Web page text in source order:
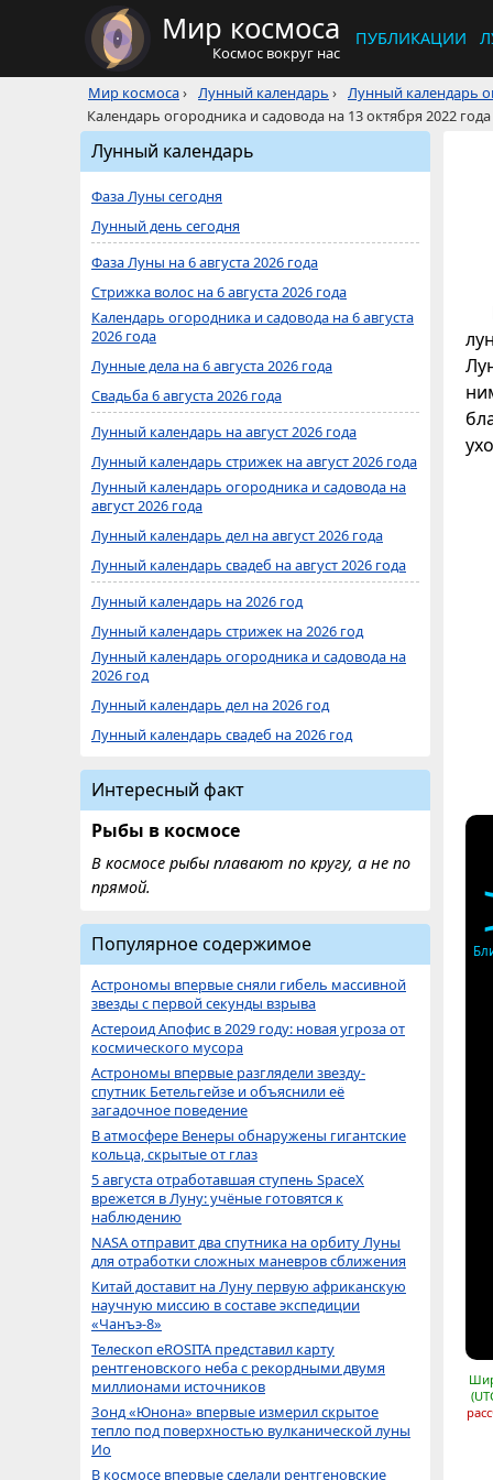
Мир космоса
Космос вокруг нас
ПУБЛИКАЦИИ
Мир космоса› Лунный календарь › Лунный календарь
Календарь огородника и садовода на 13 октября 2022 года
Лунный календарь
Фаза Луны сегодня
Лунный день сегодня
Фаза Луны на 6 августа 2026 года
Стрижка волос на 6 августа 2026 года
Календарь огородника и садовода на 6 августа
2026 года
Лунные дела на 6 августа 2026 года
Свадьба 6 августа 2026 года
Лунный календарь на август 2026 года
Лунный календарь стрижек на август 2026 года
Лунный календарь огородника и садовода на
август 2026 года
Лунный календарь дел на август 2026 года
Лунный календарь свадеб на август 2026 года
Лунный календарь на 2026 год
Лунный календарь стрижек на 2026 год
Лунный календарь огородника и садовода на
2026 год
Лунный календарь дел на 2026 год
Лунный календарь свадеб на 2026 год
Интересный факт
Рыбы в космосе
В космосе рыбы плавают по кругу, а не по
прямой.
Популярное содержимое
Астрономы впервые сняли гибель массивной
звезды с первой секунды взрыва
Астероид Апофис в 2029 году: новая угроза от
космического мусора
Астрономы впервые разглядели звезду-
спутник Бетельгейзе и объяснили её
загадочное поведение
В атмосфере Венеры обнаружены гигантские
кольца, скрытые от глаз
5 августа отработавшая ступень SpaceX
врежется в Луну: учёные готовятся к
наблюдению
NASA отправит два спутника на орбиту Луны
для отработки сложных маневров сближения
Китай доставит на Луну первую африканскую
научную миссию в составе экспедиции
«Чанъэ-8»
Телескоп eROSITA представил карту
рентгеновского неба с рекордными двумя
миллионами источников
Зонд «Юнона» впервые измерил скрытое
тепло под поверхностью вулканической луны
Ио
В космосе впервые сделали рентгеновские